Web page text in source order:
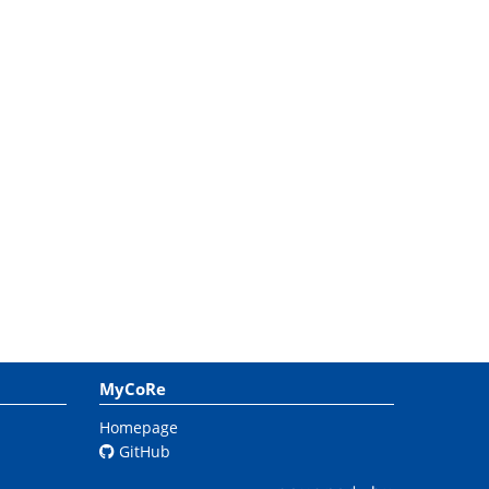
MyCoRe
Homepage
GitHub